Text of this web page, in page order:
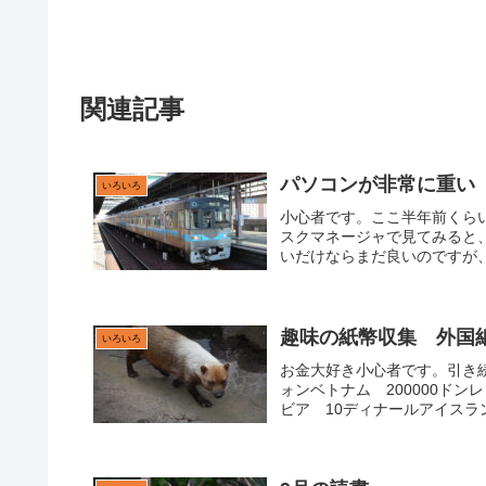
関連記事
いろいろ パソコンが非常に重い
小心者です。ここ半年前くら
スクマネージャで見てみると
いだけならまだ良いのですが
いろいろ 趣味の紙幣収集 外国
お金大好き小心者です。引
ォンベトナム 200000ドン
ビア 10ディナールアイス